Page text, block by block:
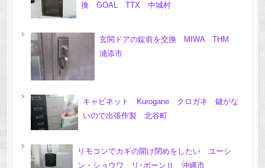
換 GOAL TTX 中城村
玄関ドアの錠前を交換 MIWA THM
浦添市
キャビネット Kurogane クロガネ 鍵がな
いので出張作製 北谷町
リモコンでカギの開け閉めをしたい ユーシ
ン・ショウワ リ･ボーンⅡ 沖縄市